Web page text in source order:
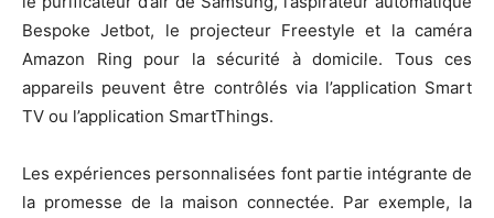
Bespoke Jetbot, le projecteur Freestyle et la caméra
Amazon Ring pour la sécurité à domicile. Tous ces
appareils peuvent être contrôlés via l’application Smart
TV ou l’application SmartThings.
Les expériences personnalisées font partie intégrante de
la promesse de la maison connectée. Par exemple, la